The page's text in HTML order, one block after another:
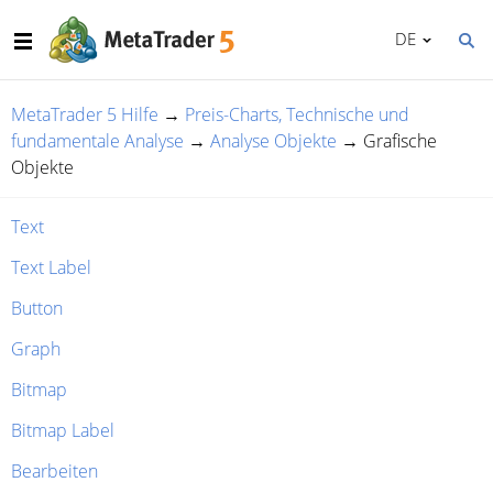
DE
MetaTrader 5 Hilfe → Preis-Charts, Technische und
fundamentale Analyse → Analyse Objekte → Grafische
Objekte
Text
Text Label
Button
Graph
Bitmap
Bitmap Label
Bearbeiten